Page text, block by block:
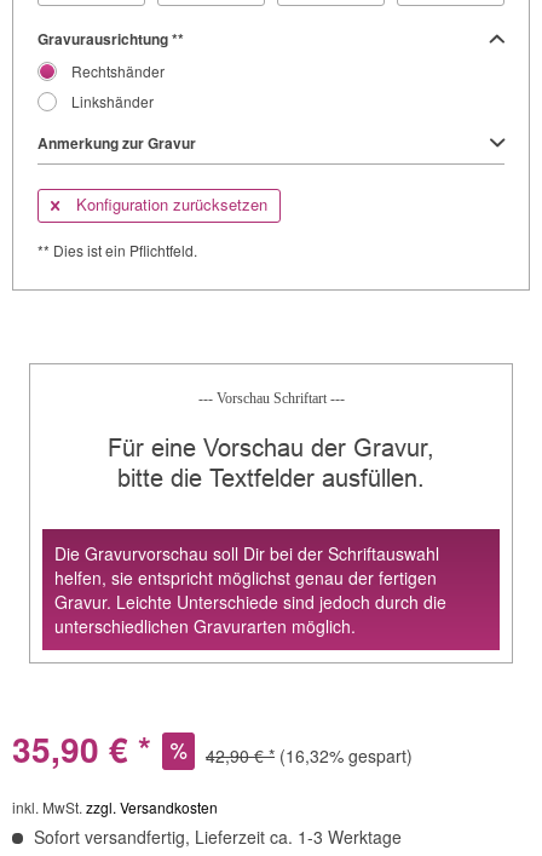
Gravurausrichtung **
Rechtshänder
Linkshänder
Anmerkung zur Gravur
Konfiguration zurücksetzen
** Dies ist ein Pflichtfeld.
--- Vorschau Schriftart ---
Für eine Vorschau der Gravur,
bitte die Textfelder ausfüllen.
Die Gravurvorschau soll Dir bei der Schriftauswahl
helfen, sie entspricht möglichst genau der fertigen
Gravur. Leichte Unterschiede sind jedoch durch die
unterschiedlichen Gravurarten möglich.
35,90 € * 42,90 € * (16,32% gespart)
inkl. MwSt.zzgl. Versandkosten
Sofort versandfertig, Lieferzeit ca. 1-3 Werktage